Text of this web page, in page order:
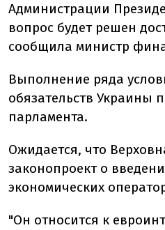
Администрации
вопрос будет решен
сообщила министр
Выполнение ряда
обязательств Украины
парламента.
Ожидается, что
законопроект о
экономических
"Он относится к